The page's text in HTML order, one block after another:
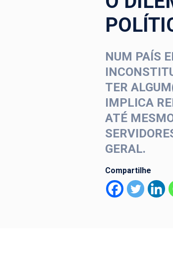
NUM PAÍS
TER
IMPLICA
ATÉ
GERAL.
Compartilhe